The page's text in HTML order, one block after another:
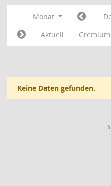
Monat
Aktuell
Keine Daten gefunden.